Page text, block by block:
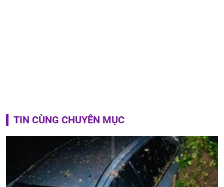
TIN CÙNG CHUYÊN MỤC